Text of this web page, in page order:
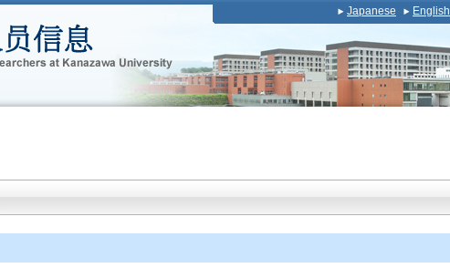
Japanese English